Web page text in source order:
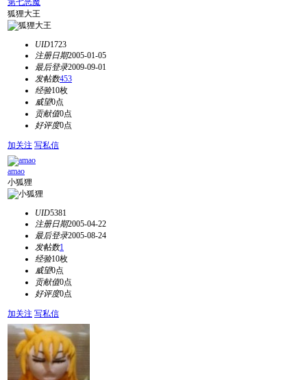
第七恶魔
狐狸大王
UID1723
注册日期2005-01-05
最后登录2009-09-01
发帖数453
经验10枚
威望0点
贡献值0点
好评度0点
加关注 写私信
amao
小狐狸
UID5381
注册日期2005-04-22
最后登录2005-08-24
发帖数1
经验10枚
威望0点
贡献值0点
好评度0点
加关注 写私信